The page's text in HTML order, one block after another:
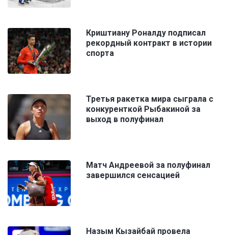
Криштиану Роналду подписал
рекордный контракт в истории
спорта
Третья ракетка мира сыграла с
конкуренткой Рыбакиной за
выход в полуфинал
Матч Андреевой за полуфинал
завершился сенсацией
Назым Кызайбай провела